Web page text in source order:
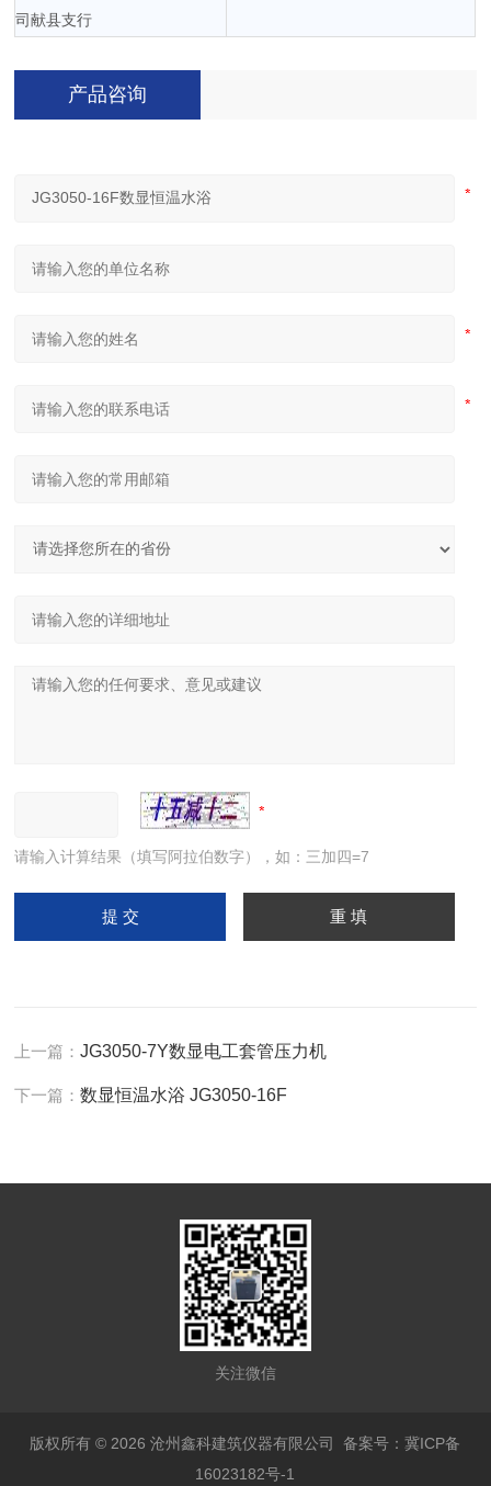
司献县支行
产品咨询
请输入计算结果（填写阿拉伯数字），如：三加四=7
上一篇：JG3050-7Y数显电工套管压力机
下一篇：数显恒温水浴 JG3050-16F
关注微信
版权所有 © 2026 沧州鑫科建筑仪器有限公司备案号：冀ICP备
16023182号-1